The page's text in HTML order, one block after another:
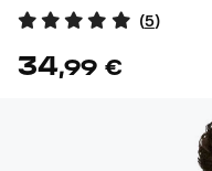
(5)
34,99 €